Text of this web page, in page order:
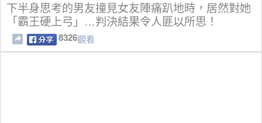
下半身思考的男友撞見女友陣痛趴地時，居然對她
「霸王硬上弓」…判決結果令人匪以所思！
8326觀看